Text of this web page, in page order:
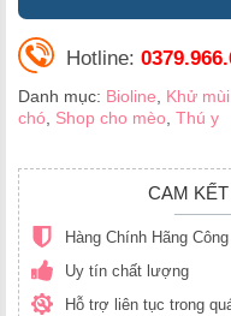
Hotline:
Danh mục: Bioline Khử
chó
Shop cho mèo Thú y
CAM
Hàng Chính Hãng
Uy tín chất lượng
Hỗ trợ liên tục trong